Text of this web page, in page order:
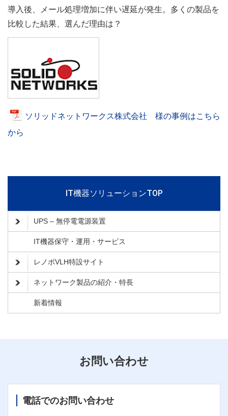
導入後、メール処理増加に伴い遅延が発生。多くの製品を
比較した結果、選んだ理由は？
ソリッドネットワークス株式会社 様の事例はこちら
から
IT機器ソリューションTOP
UPS – 無停電電源装置
IT機器保守・運用・サービス
レノボVLH特設サイト
ネットワーク製品の紹介・特長
新着情報
お問い合わせ
電話でのお問い合わせ